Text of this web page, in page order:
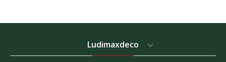
Ludimaxdeco